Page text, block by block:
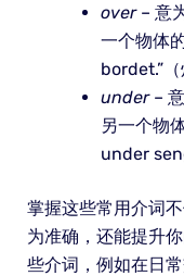
over– 意
一个物体
bordet.”（
under–
另一个物
under
掌握这些常用介词
为准确，还能提升
些介词，例如在日